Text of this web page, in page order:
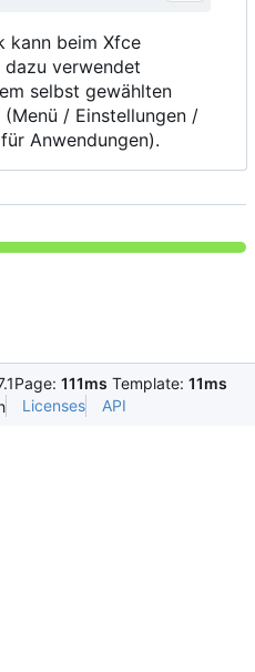
kann beim Xfce
verwendet
selbst gewählten
/ Einstellungen /
Anwendungen).
Page: 111ms Template: 11ms
Licenses API